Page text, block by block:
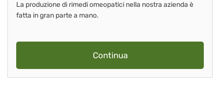
La produzione di rimedi omeopatici nella nostra azienda è
fatta in gran parte a mano.
Continua